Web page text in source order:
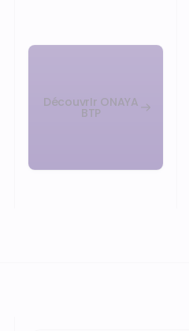
DécouvrIr ONAYA
BTP